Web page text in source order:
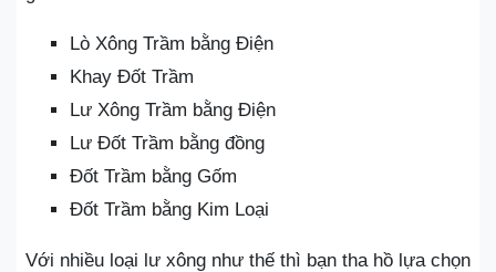
Lò Xông Trầm bằng Điện
Khay Đốt Trầm
Lư Xông Trầm bằng Điện
Lư Đốt Trầm bằng đồng
Đốt Trầm bằng Gốm
Đốt Trầm bằng Kim Loại
Với nhiều loại lư xông như thế thì bạn tha hồ lựa chọn